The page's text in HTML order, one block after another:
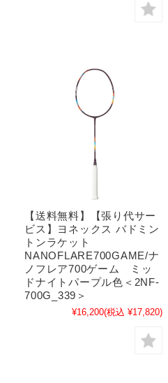
【送料無料】【張り代サー
ビス】ヨネックス バドミン
トンラケット
NANOFLARE700GAME/ナ
ノフレア700ゲーム ミッ
ドナイトパープル色＜2NF-
700G_339＞
¥16,200(税込 ¥17,820)